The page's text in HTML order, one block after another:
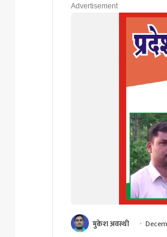
Advertisement
मुकेश अवस्थी